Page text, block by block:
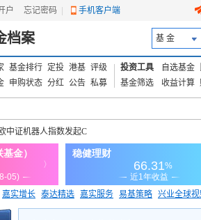
户 忘记密码 手机客户端
档案 基 金
基金排行 定投 港基 评级
申购状态 分红 公告 私募
投资工具 自选基金
基金筛选
收益计算
中证机器人指数发起C
嘉实增长 泰达精选 嘉实服务 易基策略 兴业全球
值ETF